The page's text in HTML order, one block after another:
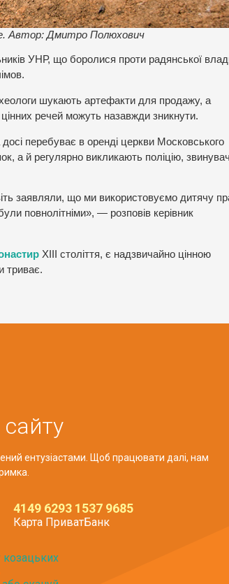
Автор: Дмитро Полюхович
УНР, що боролися проти радянської
шукають артефакти для продажу, а
речей можуть назавжди зникнути.
перебуває в оренді церкви Московського
а й регулярно викликають поліцію,
заявляли, що ми використовуємо дитячу
повнолітніми», — розповів керівник
XIII століття, є надзвичайно цінною
триває.
сайту
ентузіастами. Щоб працювати далі, нам
4149 6293 1537 9685
Карта ПриватБанк